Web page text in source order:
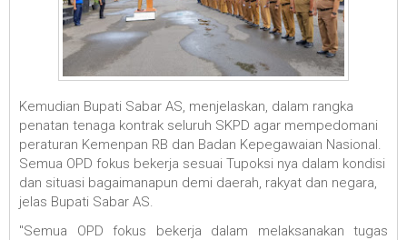
Kemudian Bupati Sabar AS, menjelaskan, dalam rangka
penatan tenaga kontrak seluruh SKPD agar mempedomani
peraturan Kemenpan RB dan Badan Kepegawaian Nasional.
Semua OPD fokus bekerja sesuai Tupoksi nya dalam kondisi
dan situasi bagaimanapun demi daerah, rakyat dan negara,
jelas Bupati Sabar AS.
"Semua OPD fokus bekerja dalam melaksanakan tugas